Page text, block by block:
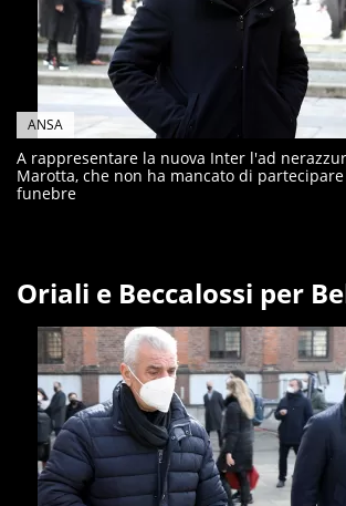
ANSA
A rappresentare la nuova Inter l'ad
Marotta, che non ha mancato di
funebre
Oriali e Beccalossi per